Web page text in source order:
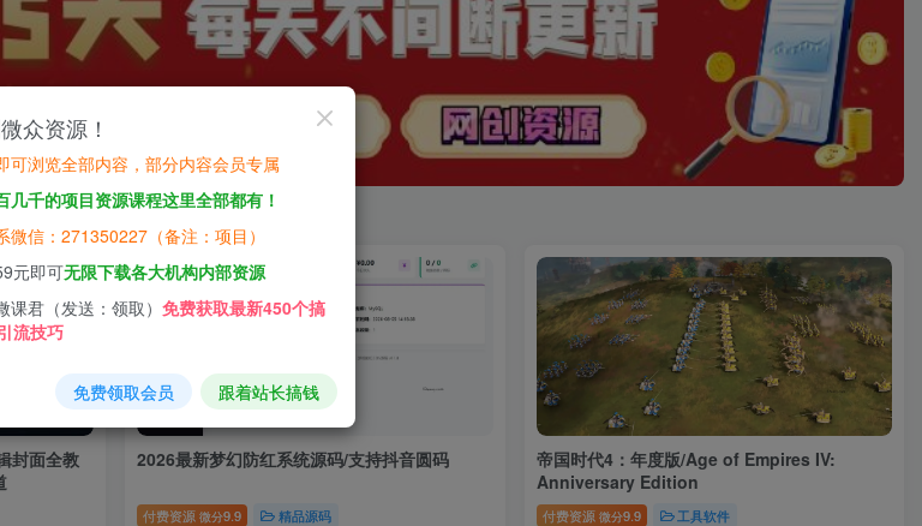
封面全教
2026最新梦幻防红系统源码/支持抖音圆码
付费资源 微分9.9 精品源码
帝国时代4：年度版/Age of Empires IV:
Anniversary Edition
付费资源 微分9.9 工具软件
众资源！
可浏览全部内容，部分内容会员专属
几千的项目资源课程这里全部都有！
微信：271350227（备注：项目）
元即可无限下载各大机构内部资源
课君（发送：领取） 免费获取最新450个搞
流技巧
免费领取会员 跟着站长搞钱